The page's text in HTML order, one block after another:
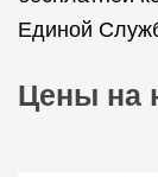
Единой
Цены на